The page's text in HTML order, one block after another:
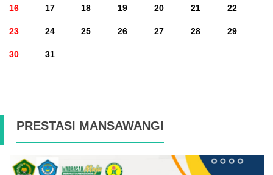
16 17 18 19 20 21 22
23 24 25 26 27 28 29
30 31
PRESTASI MANSAWANGI